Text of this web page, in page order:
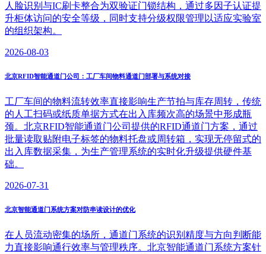
人脸识别与IC刷卡整合为双验证门锁结构，通过多因子认证提
升柜体访问的安全等级，同时支持分级权限管理以适应实验室
的组织架构。
2026-08-03
北京RFID智能通道门公司：工厂车间物料通道门部署与系统对接
工厂车间的物料流转效率直接影响生产节拍与库存周转，传统
的人工扫码或纸质单据方式在出入库频次高的场景中形成瓶
颈。北京RFID智能通道门公司提供的RFID通道门方案，通过
批量读取贴附电子标签的物料托盘或周转箱，实现无停留式的
出入库数据采集，为生产管理系统的实时化升级提供硬件基
础。
2026-07-31
北京智能通道门系统方案对防串读设计的优化
在人员流动密集的场所，通道门系统的识别精度与方向判断能
力直接影响通行效率与管理秩序。北京智能通道门系统方案针